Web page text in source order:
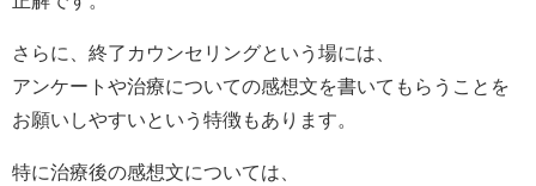
さらに、終了カウンセリングという場には、
アンケートや治療についての感想文を書いてもらうことを
お願いしやすいという特徴もあります。
特に治療後の感想文については、